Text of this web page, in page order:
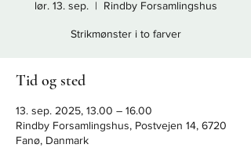
lør. 13. sep.
  |
Rindby Forsamlingshus
Strikmønster i to farver
Tid og sted
13. sep. 2025, 13.00 – 16.00
Rindby Forsamlingshus, Postvejen 14, 6720
Fanø, Danmark